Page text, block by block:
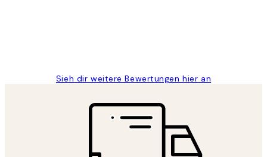
Sieh dir weitere Bewertungen hier an